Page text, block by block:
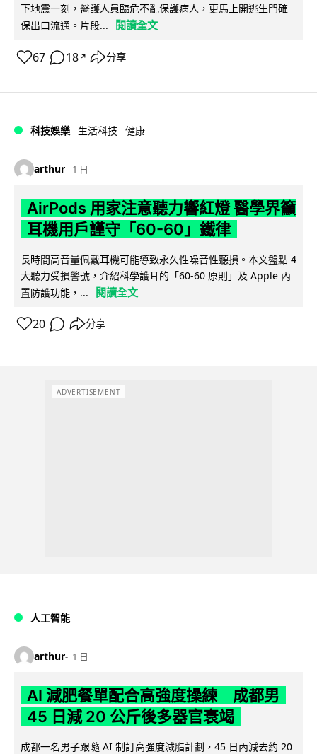
下地震一刻，醫護人員臨危不亂保護病人，更馬上開逃生門確
保出口流通。片段...
閱讀全文
67 18 ↗ 分享
科技娛樂 生活科技 健康
arthur 1 日
AirPods 用家注意聽力響紅燈 醫學界籲
耳機用戶謹守「60-60」鐵律
長時間高音量佩戴耳機可能導致永久性噪音性聽損。本文盤點 4
大聽力受損警號，介紹科學護耳的「60-60 原則」及 Apple 內
置防護功能，...
閱讀全文
20 分享
ADVERTISEMENT
人工智能
arthur 1 日
AI 減肥餐單配合高強度操練 成都男
45 日減 20 公斤後多器官衰竭
成都一名男子跟隨 AI 制訂高強度減脂計劃，45 日內減去約 20